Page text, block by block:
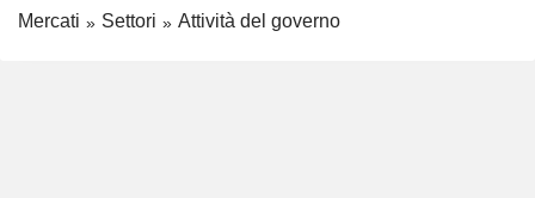
Mercati Settori Attività del governo